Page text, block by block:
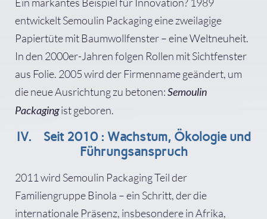
entwickelt Semoulin Packaging eine zweilagige
Papiertüte mit Baumwollfenster – eine Weltneuheit.
In den 2000er-Jahren folgen Rollen mit Sichtfenster
aus Folie. 2005 wird der Firmenname geändert, um
die neue Ausrichtung zu betonen:Semoulin
Packagingist geboren.
IV. Seit 2010 : Wachstum, Ökologie und
Führungsanspruch
2011 wird Semoulin Packaging Teil der
Familiengruppe Binola – ein Schritt, der die
internationale Präsenz, insbesondere in Afrika,